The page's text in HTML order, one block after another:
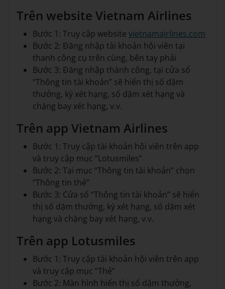
Trên website Vietnam Airlines
Bước 1: Truy cập website vietnamairlines.com
Bước 2: Đăng nhập tài khoản hội viên tại
thanh công cụ trên cùng, bên tay phải
Bước 3: Đăng nhập thành công, tại cửa sổ
“Thông tin tài khoản” sẽ hiển thị số dặm
thưởng, kỳ xét hạng, số dặm xét hạng và
chặng bay xét hạng, v.v.
Trên app Vietnam Airlines
Bước 1: Truy cập tài khoản hội viên trên app
và truy cập mục “Lotusmiles”
Bước 2: Tại mục “Thông tin tài khoản” chọn
“Thông tin thẻ”
Bước 3: Cửa sổ “Thông tin tài khoản” sẽ hiển
thị số dặm thưởng, kỳ xét hạng, số dặm xét
hạng và chặng bay xét hạng, v.v.
Trên app Lotusmiles
Bước 1: Truy cập tài khoản hội viên trên app
và truy cập mục “Thẻ”
Bước 2: Màn hình hiển thị số dặm thưởng,